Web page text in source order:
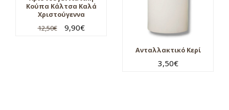
Κούπα Κάλτσα Καλά
Χριστούγεννα
12,50€ 9,90€
Ανταλλακτικό Κερί
3,50€